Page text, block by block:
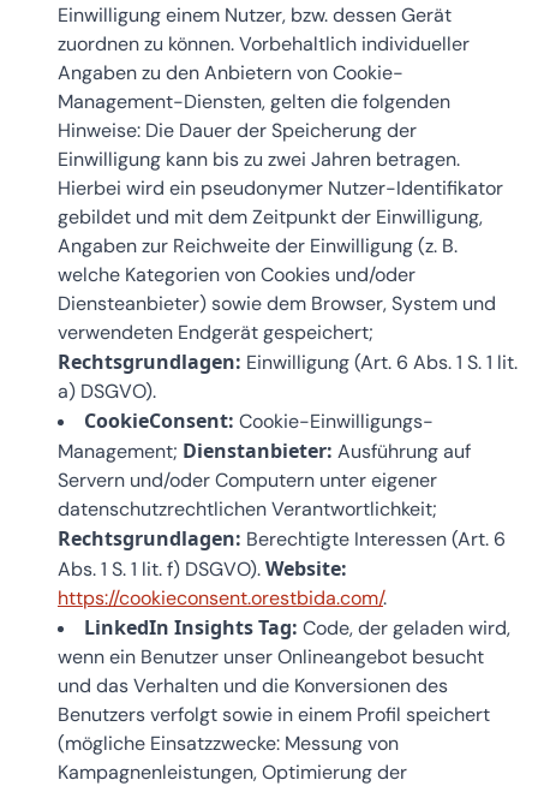
Einwilligung einem Nutzer, bzw. dessen Gerät
zuordnen zu können. Vorbehaltlich individueller
Angaben zu den Anbietern von Cookie-
Management-Diensten, gelten die folgenden
Hinweise: Die Dauer der Speicherung der
Einwilligung kann bis zu zwei Jahren betragen.
Hierbei wird ein pseudonymer Nutzer-Identifikator
gebildet und mit dem Zeitpunkt der Einwilligung,
Angaben zur Reichweite der Einwilligung (z. B.
welche Kategorien von Cookies und/oder
Diensteanbieter) sowie dem Browser, System und
verwendeten Endgerät gespeichert;
Rechtsgrundlagen: Einwilligung (Art. 6 Abs. 1 S. 1 lit.
a) DSGVO).
CookieConsent: Cookie-Einwilligungs-
Management; Dienstanbieter: Ausführung auf
Servern und/oder Computern unter eigener
datenschutzrechtlichen Verantwortlichkeit;
Rechtsgrundlagen: Berechtigte Interessen (Art. 6
Abs. 1 S. 1 lit. f) DSGVO).Website:
https://cookieconsent.orestbida.com/.
LinkedIn Insights Tag: Code, der geladen wird,
wenn ein Benutzer unser Onlineangebot besucht
und das Verhalten und die Konversionen des
Benutzers verfolgt sowie in einem Profil speichert
(mögliche Einsatzzwecke: Messung von
Kampagnenleistungen, Optimierung der